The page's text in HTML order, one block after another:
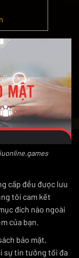
cấp đều được lưu
tôi cam kết
đích nào ngoài
của bạn.
bảo mật,
sự tin tưởng tối đa